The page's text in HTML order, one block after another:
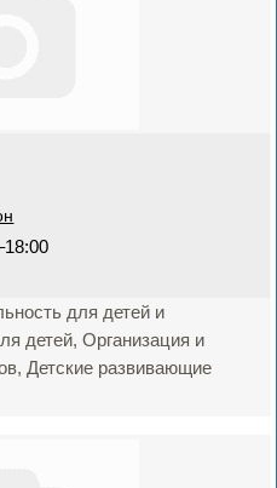
для детей и
детей, Организация и
Детские развивающие